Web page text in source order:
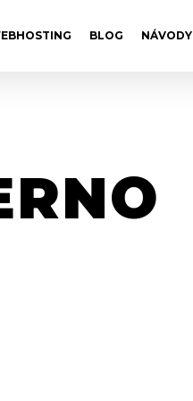
BLOG NÁVODY